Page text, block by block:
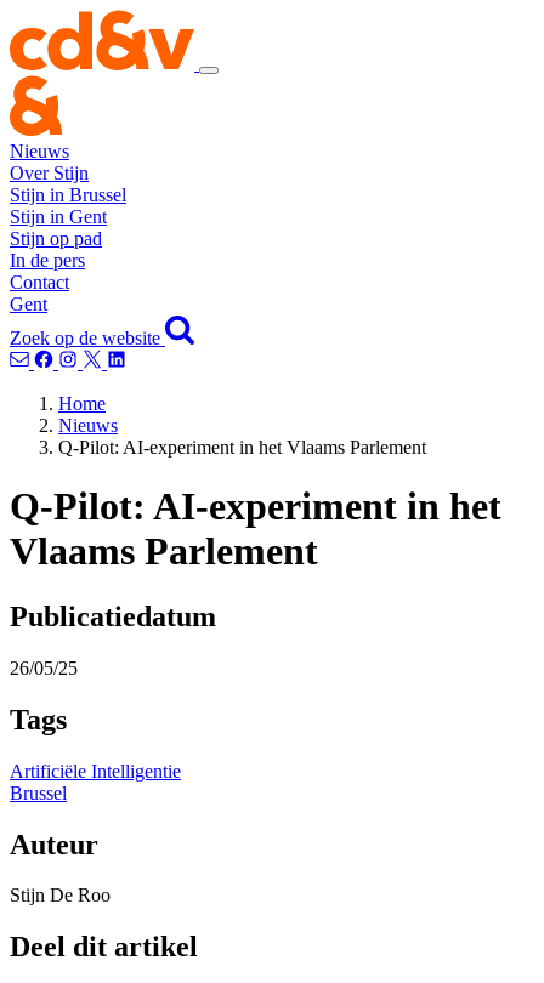
Nieuws
Over Stijn
Stijn in Brussel
Stijn in Gent
Stijn op pad
In de pers
Contact
Gent
Zoek op de website
Home
Nieuws
Q-Pilot: AI-experiment in het Vlaams Parlement
Q-Pilot: AI-experiment in het
Vlaams Parlement
Publicatiedatum
26/05/25
Tags
Artificiële Intelligentie
Brussel
Auteur
Stijn De Roo
Deel dit artikel